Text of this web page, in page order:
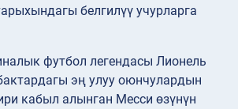
белгилүү учурларга
футбол легендасы Лионель
эң улуу оюнчулардын
кабыл алынган Месси өзүнүн